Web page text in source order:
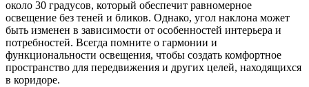
около 30 градусов, который обеспечит равномерное
освещение без теней и бликов. Однако, угол наклона может
быть изменен в зависимости от особенностей интерьера и
потребностей. Всегда помните о гармонии и
функциональности освещения, чтобы создать комфортное
пространство для передвижения и других целей, находящихся
в коридоре.